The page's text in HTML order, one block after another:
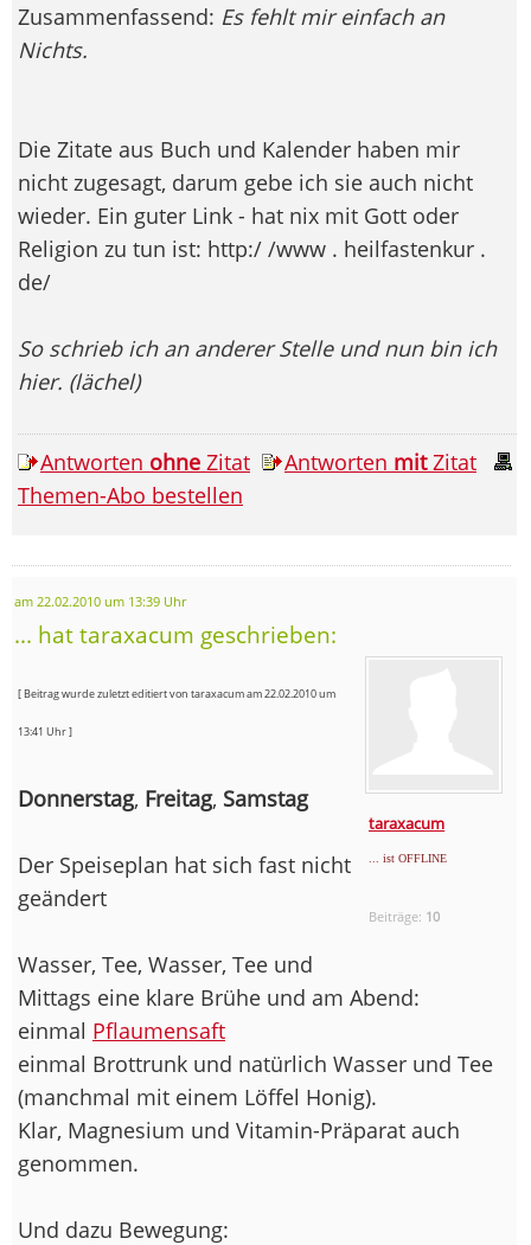
Zusammenfassend: Es fehlt mir einfach an
Nichts.
Die Zitate aus Buch und Kalender haben mir
nicht zugesagt, darum gebe ich sie auch nicht
wieder. Ein guter Link - hat nix mit Gott oder
Religion zu tun ist: http:/ /www . heilfastenkur .
de/
So schrieb ich an anderer Stelle und nun bin ich
hier. (lächel)
Antworten ohne Zitat Antworten mitZitat
Themen-Abo bestellen
am 22.02.2010 um 13:39 Uhr
... hat taraxacum geschrieben:
taraxacum
... ist OFFLINE
Beiträge: 10
[ Beitrag wurde zuletzt editiert von taraxacum am 22.02.2010 um
13:41 Uhr ]
Donnerstag, Freitag, Samstag
Der Speiseplan hat sich fast nicht
geändert
Wasser, Tee, Wasser, Tee und
Mittags eine klare Brühe und am Abend:
einmal Pflaumensaft
einmal Brottrunk und natürlich Wasser und Tee
(manchmal mit einem Löffel Honig).
Klar, Magnesium und Vitamin-Präparat auch
genommen.
Und dazu Bewegung: